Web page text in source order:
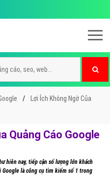
Lợi Ích Không Ngờ Của
Quảng Cáo Google
hiên nay, tiếp cận số lượng lớn khách
là công cụ tìm kiếm số 1 trong